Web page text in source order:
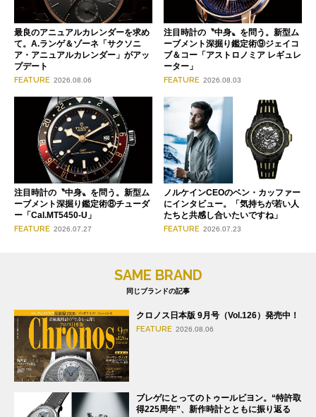
最良のアニュアルカレンダーを求め
て。A.ランゲ＆ゾーネ「サクソニ
ア・アニュアルカレンダー」がアッ
プデート
FEATURE 2026.08.06
注目時計の〝中身〟を問う。新型ム
ーブメント深掘り鑑定術⑨ジェイコ
ブ＆コー「アストロノミア レギュレ
ーター」
FEATURE 2026.08.03
注目時計の〝中身〟を問う。新型ム
ーブメント深掘り鑑定術⑧チューダ
ー「Cal.MT5450-U」
FEATURE 2026.07.27
ノルケインCEOのベン・カッファー
にインタビュー。「気持ちが若い人
たちと共感し合いたいですね」
FEATURE 2026.07.23
SAME BRAND
同じブランドの記事
クロノス日本版 9月号（Vol.126）発売中！
FEATURE 2026.08.06
ブレゲにとってのトゥールビヨン。“特許取
得225周年”、新作時計とともに振り返る